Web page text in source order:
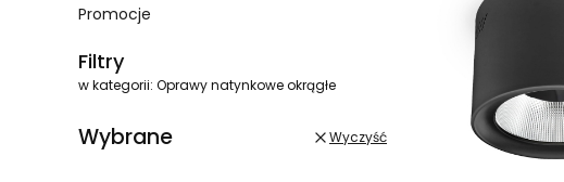
Promocje
Filtry
w kategorii: Oprawy natynkowe okrągłe
Wybrane Wyczyść